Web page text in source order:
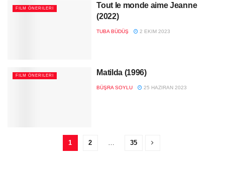
FILM ÖNERILERI
Tout le monde aime Jeanne
(2022)
TUBA BÜDÜŞ 2 EKIM 2023
FILM ÖNERILERI Matilda (1996)
BÜŞRA SOYLU 25 HAZIRAN 2023
1 2 35